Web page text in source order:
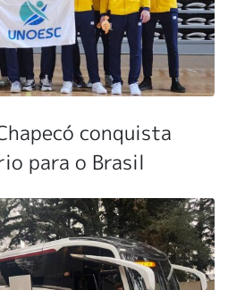
conquista
para o Brasil